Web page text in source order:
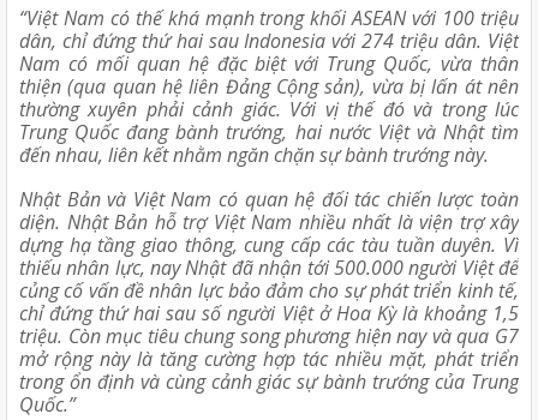
“Việt Nam có thế khá mạnh trong khối ASEAN với 100 triệu
dân, chỉ đứng thứ hai sau Indonesia với 274 triệu dân. Việt
Nam có mối quan hệ đặc biệt với Trung Quốc, vừa thân
thiện (qua quan hệ liên Đảng Cộng sản), vừa bị lấn át nên
thường xuyên phải cảnh giác. Với vị thế đó và trong lúc
Trung Quốc đang bành trướng, hai nước Việt và Nhật tìm
đến nhau, liên kết nhằm ngăn chặn sự bành trướng này.
Nhật Bản và Việt Nam có quan hệ đối tác chiến lược toàn
diện. Nhật Bản hỗ trợ Việt Nam nhiều nhất là viện trợ xây
dựng hạ tầng giao thông, cung cấp các tàu tuần duyên. Vì
thiếu nhân lực, nay Nhật đã nhận tới 500.000 người Việt để
củng cố vấn đề nhân lực bảo đảm cho sự phát triển kinh tế,
chỉ đứng thứ hai sau số người Việt ở Hoa Kỳ là khoảng 1,5
triệu. Còn mục tiêu chung song phương hiện nay và qua G7
mở rộng này là tăng cường hợp tác nhiều mặt, phát triển
trong ổn định và cùng cảnh giác sự bành trướng của Trung
Quốc.”